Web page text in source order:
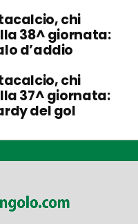
chi
38^ giornata:
d’addio
chi
37^ giornata:
del gol